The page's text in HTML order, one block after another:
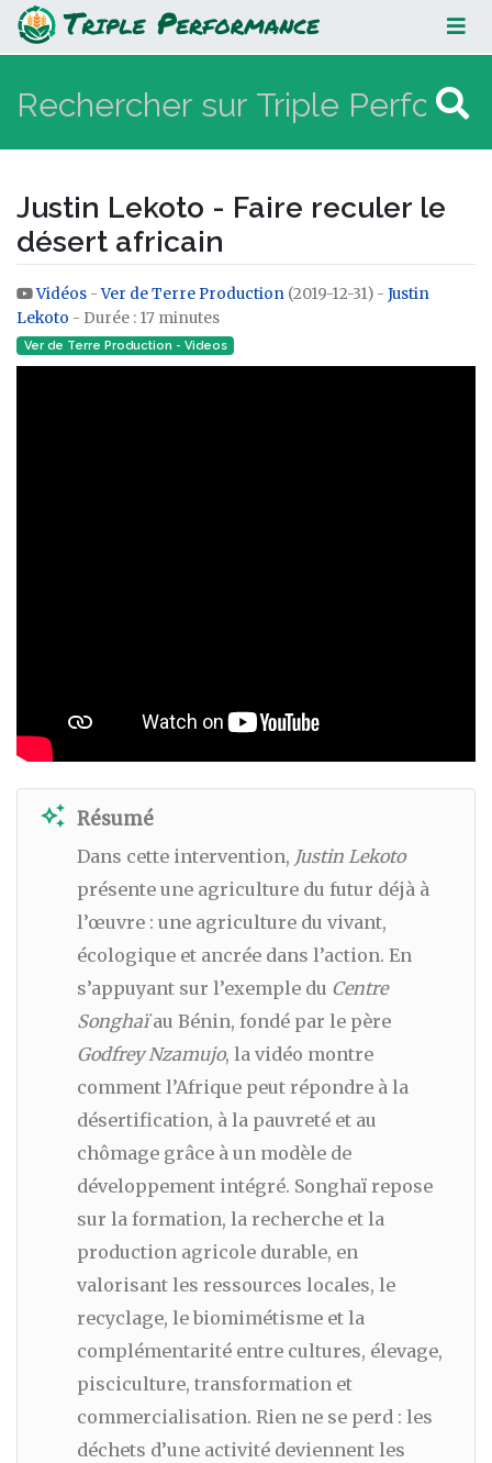
Justin Lekoto - Faire reculer le
désert africain
Justin Lekoto - Faire reculer le
désert africain
Aller à :navigation,rechercher
Vidéos -Ver de Terre Production (2019-12-31) - Justin
Lekoto - Durée : 17 minutes
Ver de Terre Production - Videos
auto_awesome Résumé
Dans cette intervention, Justin Lekoto
présente une agriculture du futur déjà à
l’œuvre : une agriculture du vivant,
écologique et ancrée dans l’action. En
s’appuyant sur l’exemple du Centre
Songhaïau Bénin, fondé par le père
Godfrey Nzamujo, la vidéo montre
comment l’Afrique peut répondre à la
désertification, à la pauvreté et au
chômage grâce à un modèle de
développement intégré. Songhaï repose
sur la formation, la recherche et la
production agricole durable, en
valorisant les ressources locales, le
recyclage, le biomimétisme et la
complémentarité entre cultures, élevage,
pisciculture, transformation et
commercialisation. Rien ne se perd : les
déchets d’une activité deviennent les